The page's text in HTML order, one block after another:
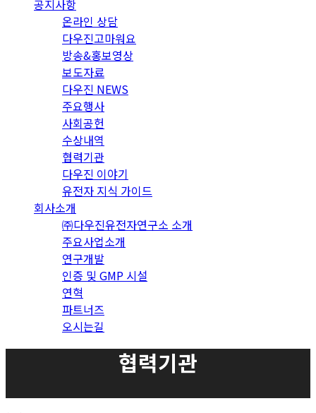
공지사항
온라인 상담
다우진고마워요
방송&홍보영상
보도자료
다우진 NEWS
주요행사
사회공헌
수상내역
협력기관
다우진 이야기
유전자 지식 가이드
회사소개
㈜다우진유전자연구소 소개
주요사업소개
연구개발
인증 및 GMP 시설
연혁
파트너즈
오시는길
협력기관